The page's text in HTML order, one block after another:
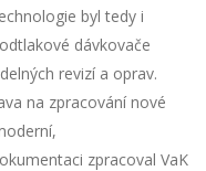
byl tedy i
dávkovače
revizí a oprav.
na zpracování nové
zpracoval VaK